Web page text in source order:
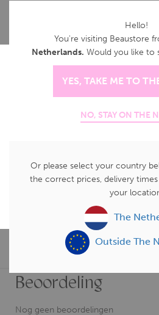
Spaarpunten voor dit
Voor 16:00 besteld, is morgen
Gratis verzending vanaf €75,00.
Ook op zaterdag geleverd.
GRATIS afhalen bij ons filiaal in
Betaal 14 dagen later met
Hulp bij bestellen
Beoordelingen (0)
Beoordeling
Nog geen beoordelingen
Hello!
You're visiting Beaustore
Netherlands. Would you like to
YES, TAKE ME TO
NO, STAY ON THE
Or please select your country
the correct prices, delivery
your
The
Outside The
Cookies
KIES JE